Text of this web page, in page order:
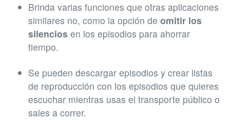
Brinda varias funciones que otras aplicaciones
similares no, como la opción de omitir los
silencios en los episodios para ahorrar
tiempo.
Se pueden descargar episodios y crear listas
de reproducción con los episodios que quieres
escuchar mientras usas el transporte público o
sales a correr.